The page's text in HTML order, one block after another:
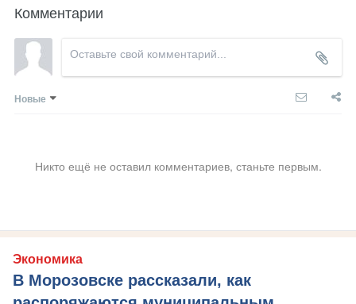
Комментарии
Новые
Никто ещё не оставил комментариев, станьте первым.
Экономика
В Морозовске рассказали, как